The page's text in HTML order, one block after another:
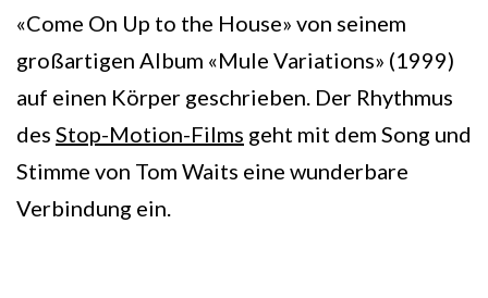
«Come On Up to the House» von seinem
großartigen Album «Mule Variations» (1999)
auf einen Körper geschrieben. Der Rhythmus
des Stop-Motion-Films geht mit dem Song und
Stimme von Tom Waits eine wunderbare
Verbindung ein.